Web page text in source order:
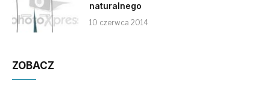
naturalnego
10 czerwca 2014
ZOBACZ